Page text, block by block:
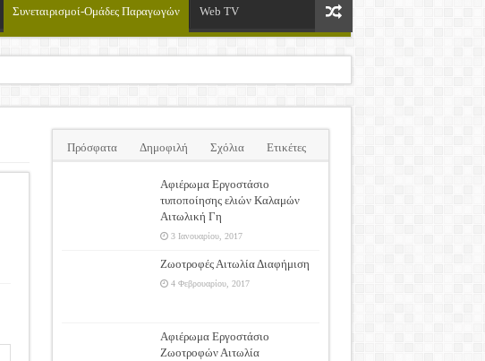
Συνεταιρισμοί-Ομάδες Παραγωγών Web TV
Πρόσφατα Δημοφιλή Σχόλια Ετικέτες
Αφιέρωμα Εργοστάσιο
τυποποίησης ελιών Καλαμών
Αιτωλική Γη
3 Ιανουαρίου, 2017
Ζωοτροφές Αιτωλία Διαφήμιση
4 Φεβρουαρίου, 2017
Αφιέρωμα Εργοστάσιο
Ζωοτροφών Αιτωλία